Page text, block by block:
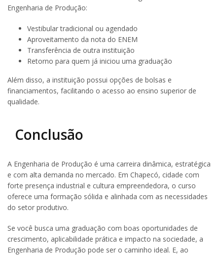
Engenharia de Produção:
Vestibular tradicional ou agendado
Aproveitamento da nota do ENEM
Transferência de outra instituição
Retorno para quem já iniciou uma graduação
Além disso, a instituição possui opções de bolsas e
financiamentos, facilitando o acesso ao ensino superior de
qualidade.
Conclusão
A Engenharia de Produção é uma carreira dinâmica, estratégica
e com alta demanda no mercado. Em Chapecó, cidade com
forte presença industrial e cultura empreendedora, o curso
oferece uma formação sólida e alinhada com as necessidades
do setor produtivo.
Se você busca uma graduação com boas oportunidades de
crescimento, aplicabilidade prática e impacto na sociedade, a
Engenharia de Produção pode ser o caminho ideal. E, ao